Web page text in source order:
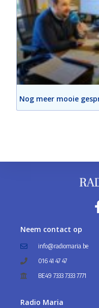
Nog meer mooie
Neem contact op
info@radiomaria.be
016 41 47 47
BE49 7333 7333 7771
Radio Maria